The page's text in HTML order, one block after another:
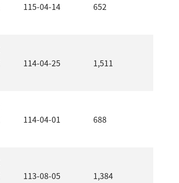
115-04-14 652
114-04-25 1,511
114-04-01 688
113-08-05 1,384